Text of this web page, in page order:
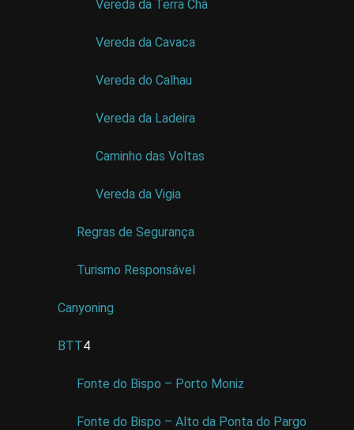
Vereda da Terra Chã
Vereda da Cavaca
Vereda do Calhau
Vereda da Ladeira
Caminho das Voltas
Vereda da Vigia
Regras de Segurança
Turismo Responsável
Canyoning
BTT4
Fonte do Bispo – Porto Moniz
Fonte do Bispo – Alto da Ponta do Pargo